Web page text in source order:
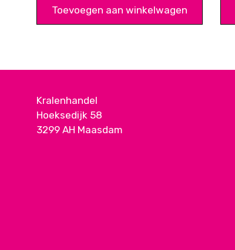
Toevoegen aan winkelwagen
Kralenhandel
Hoeksedijk 58
3299 AH Maasdam